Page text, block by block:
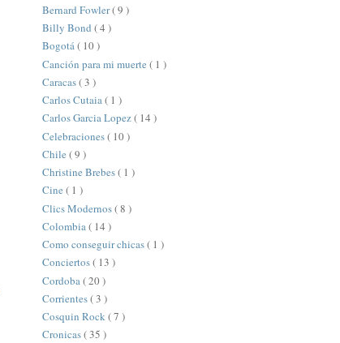
Bernard Fowler( 9 )
Billy Bond ( 4 )
Bogotá( 10 )
Canción para mi muerte ( 1 )
Caracas( 3 )
Carlos Cutaia( 1 )
Carlos Garcia Lopez( 14 )
Celebraciones( 10 )
Chile ( 9 )
Christine Brebes( 1 )
Cine ( 1 )
Clics Modernos( 8 )
Colombia( 14 )
Como conseguir chicas( 1 )
Conciertos( 13 )
Cordoba ( 20 )
Corrientes( 3 )
Cosquin Rock( 7 )
Cronicas( 35 )